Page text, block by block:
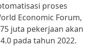
proses
Economic Forum,
juta pekerjaan akan
pada tahun 2022.